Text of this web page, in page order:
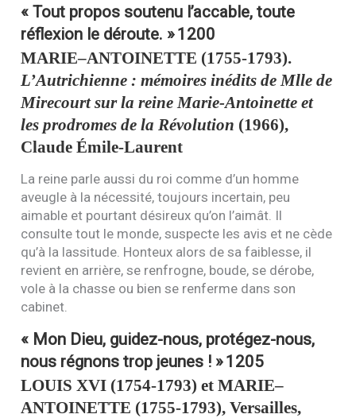
« Tout propos soutenu l’accable, toute
réflexion le déroute. »1200
MARIE–ANTOINETTE (1755-1793).
L’Autrichienne : mémoires inédits de Mlle de
Mirecourt sur la reine Marie-Antoinette et
les prodromes de la Révolution (1966),
Claude Émile-Laurent
La reine parle aussi du roi comme d’un homme
aveugle à la nécessité, toujours incertain, peu
aimable et pourtant désireux qu’on l’aimât. Il
consulte tout le monde, suspecte les avis et ne cède
qu’à la lassitude. Honteux alors de sa faiblesse, il
revient en arrière, se renfrogne, boude, se dérobe,
vole à la chasse ou bien se renferme dans son
cabinet.
« Mon Dieu, guidez-nous, protégez-nous,
nous régnons trop jeunes ! »1205
LOUIS XVI (1754-1793) etMARIE–
ANTOINETTE (1755-1793), Versailles,